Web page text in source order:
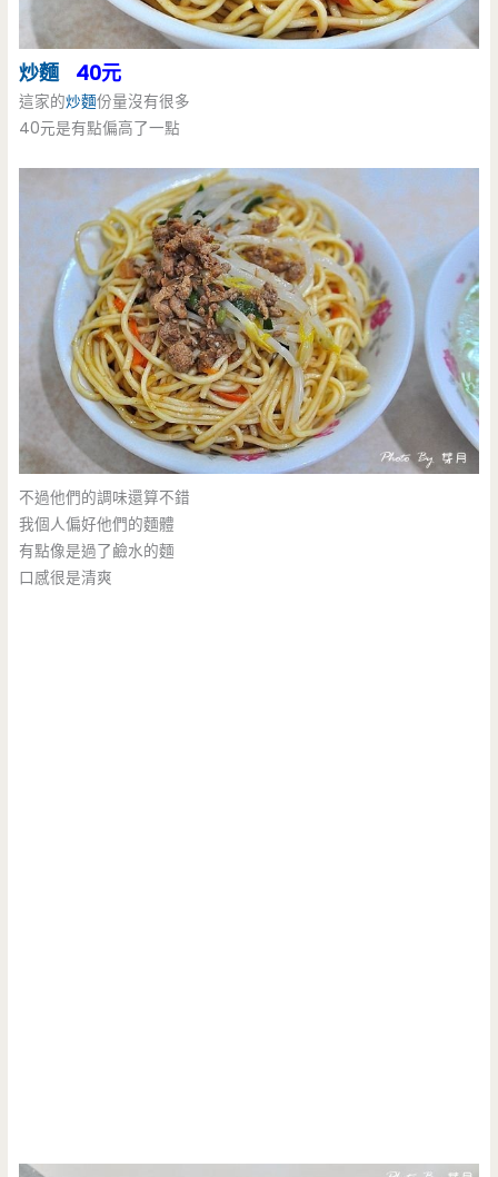
炒麵40元
這家的炒麵份量沒有很多
40元是有點偏高了一點
不過他們的調味還算不錯
我個人偏好他們的麵體
有點像是過了鹼水的麵
口感很是清爽